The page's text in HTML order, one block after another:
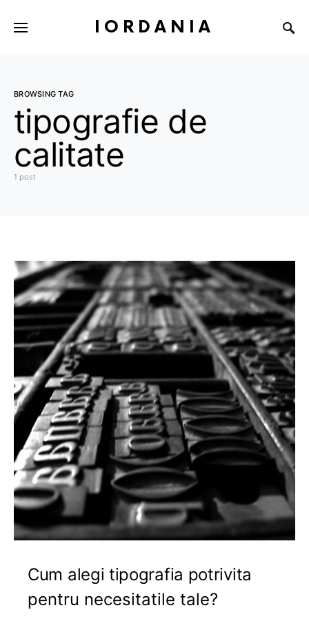
IORDANIA
BROWSING TAG
tipografie de
calitate
1 post
Cum alegi tipografia potrivita
pentru necesitatile tale?